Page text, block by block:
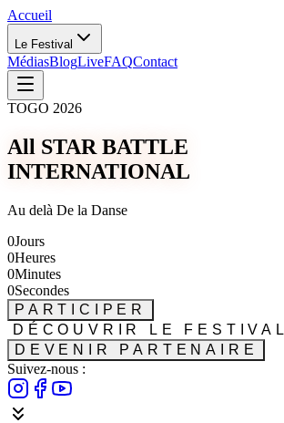
Accueil
Le Festival
MédiasBlogLiveFAQContact
TOGO 2026
All STAR BATTLE
INTERNATIONAL
Au delà De la Danse
0Jours
0Heures
0Minutes
0Secondes
PARTICIPER
DÉCOUVRIR LE FESTIVAL
DEVENIR PARTENAIRE
Suivez-nous :